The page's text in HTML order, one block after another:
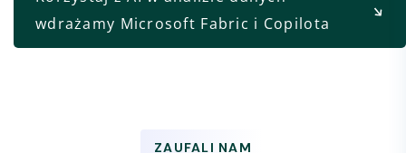
wdrażamy Microsoft Fabric i Copilota
ZAUFALI NAM